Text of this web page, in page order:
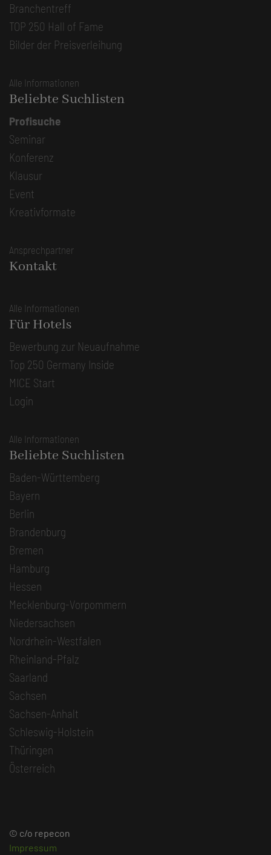
Branchentreff
TOP 250 Hall of Fame
Bilder der Preisverleihung
Alle Informationen
Beliebte Suchlisten
Profisuche
Seminar
Konferenz
Klausur
Event
Kreativformate
Ansprechpartner
Kontakt
Alle Informationen
Für Hotels
Bewerbung zur Neuaufnahme
Top 250 Germany Inside
MICE Start
Login
Alle Informationen
Beliebte Suchlisten
Baden-Württemberg
Bayern
Berlin
Brandenburg
Bremen
Hamburg
Hessen
Mecklenburg-Vorpommern
Niedersachsen
Nordrhein-Westfalen
Rheinland-Pfalz
Saarland
Sachsen
Sachsen-Anhalt
Schleswig-Holstein
Thüringen
Österreich
© c/o repecon
Impressum